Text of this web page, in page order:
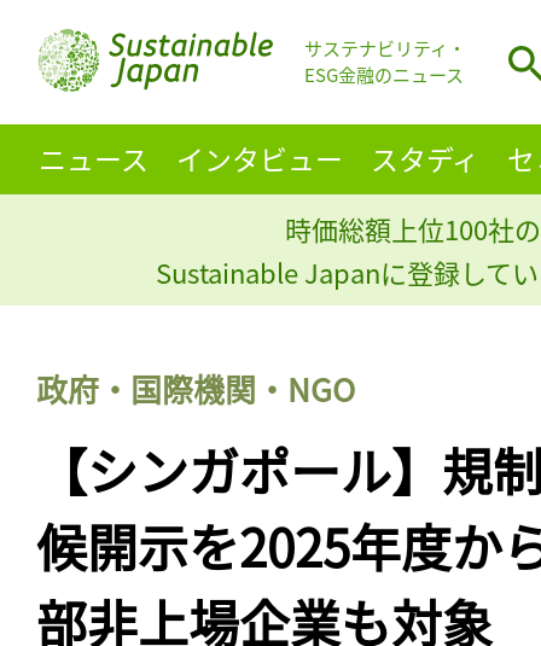
サステナビリティ・
ESG金融のニュース
ニュース インタビュー スタディ
時価総額上位100社
Sustainable Japanに登録して
政府・国際機関・NGO
【シンガポール】規
候開示を2025年度か
部非上場企業も対象